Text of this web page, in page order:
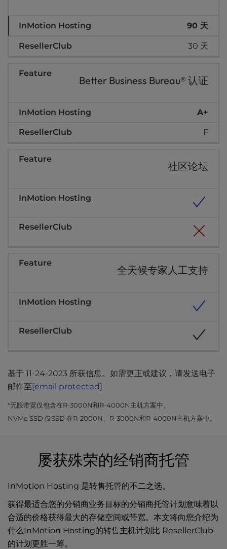
90 天
30 天
Better Business Bureau® 认证
A+
F
社区论坛
全天候专家人工支持
基于 11-24-2023 所获信息。如需更正或建议，请发送电子
邮件至[email protected]
*无限带宽仅包含在R-3000N和R-4000N主机方案中。
NVMe SSD 仅SSD 在R-2000N、R-3000N和R-4000N主机方案中。
屡获殊荣的经销商托管
InMotion Hosting 是转售托管的不二之选。
获得最适合您的分销商业务目标的分销商托管计划意味着以
合适的价格获得最大的存储空间或带宽。本文将向您介绍为
什么InMotion Hosting的转售主机计划比 ResellerClub
的计划更胜一筹。